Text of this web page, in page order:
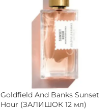
Goldfield And Banks Sunset
Hour (ЗАЛИШОК 12 мл)